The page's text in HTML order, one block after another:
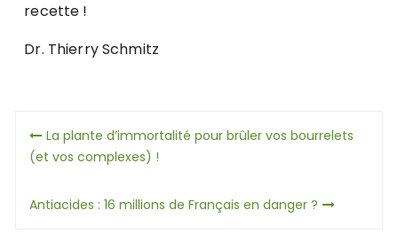
recette !
Dr. Thierry Schmitz
Navigation
de
l’article
La plante d’immortalité pour brûler vos bourrelets
(et vos complexes) !
Antiacides : 16 millions de Français en danger ?